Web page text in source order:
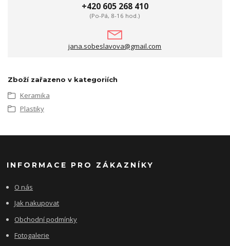
+420 605 268 410
(Po-Pá, 8-16 hod.)
jana.sobeslavova@gmail.com
Zboží zařazeno v kategoriích
Keramika
Plastiky
INFORMACE PRO ZÁKAZNÍKY
O nás
Jak nakupovat
Obchodní podmínky
Fotogalerie